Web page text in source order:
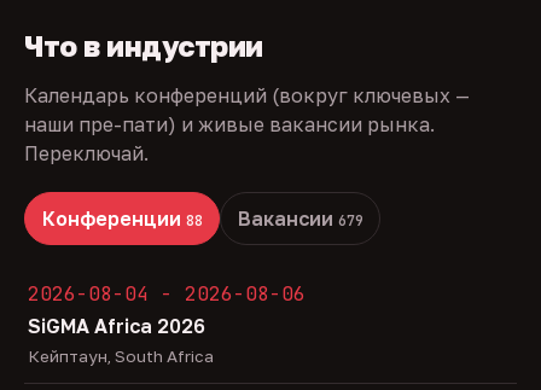
Что в индустрии
Календарь конференций (вокруг ключевых —
наши пре-пати) и живые вакансии рынка.
Переключай.
Конференции 88 Вакансии 679
2026-08-04 - 2026-08-06
SiGMA Africa 2026
Кейптаун, South Africa